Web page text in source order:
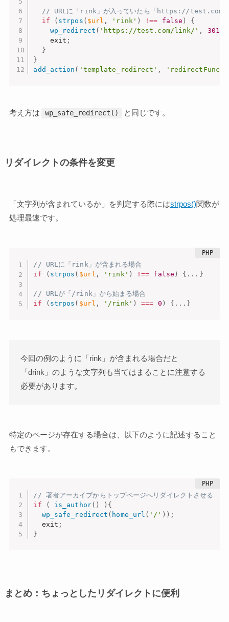
// URLに「rink」が入っていたら「https://test.com/
if
( strpos ( $url , 'rink' ) !== false )
{
wp_redirect ( 'https://test.com/link/' , 301
    exit
;
}
}
add_action ( 'template_redirect' , 'redirectFunc'
考え方は wp_safe_redirect() と同じです。
リダイレクトの条件を変更
「文字列が含まれているか」を判定する際にはstrpos()関数が
処理最速です。
// URLに「rink」が含まれる場合
if
( strpos ( $url , 'rink' ) !== false ) { . . . }
// URLが「/rink」から始まる場合
if
( strpos ( $url , '/rink' ) === 0 ) { . . . }
今回の例のように「rink」が含まれる場合だと
「drink」のような文字列も当てはまることに注意する
必要があります。
特定のページが存在する場合は、以下のように記述すること
もできます。
// 著者アーカイブからトップページへリダイレクトさせる
if
( is_author( ) ) {
wp_safe_redirect ( home_url ( '/' ) ) ;
  exit
;
}
まとめ：ちょっとしたリダイレクトに便利